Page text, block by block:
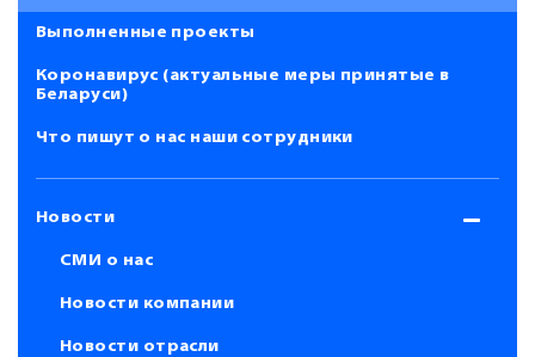
Выполненные проекты
Коронавирус (актуальные меры принятые в
Беларуси)
Что пишут о нас наши сотрудники
Новости
СМИ о нас
Новости компании
Новости отрасли